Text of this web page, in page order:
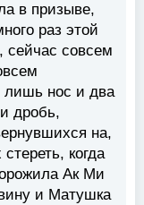
в призыве,
раз этой
сейчас совсем
лишь нос и два
дробь,
на,
когда
Ак Ми
и Матушка